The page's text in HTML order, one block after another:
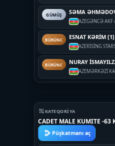
GÜMÜŞ SƏMA
AZEGƏNCƏ AKF
BÜRÜNC ESNAT KƏRİM [1]
AZERİSİNG
BÜRÜNC NURAY
AZEMƏRKƏZİ
KATEQORIYA
CADET MALE KUMITE -63
Püşkatmanı aç